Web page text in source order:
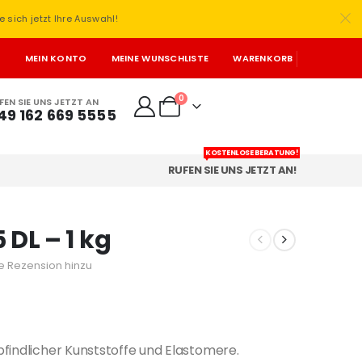
sich jetzt Ihre Auswahl!
MEIN KONTO MEINE WUNSCHLISTE WARENKORB
SIE UNS JETZT AN
162 669 5555
0
RUFEN SIE UNS JETZT AN!
KOSTENLOSE BERATUNG!
DL – 1 kg
Rezension hinzu
Kunststoffe und Elastomere.